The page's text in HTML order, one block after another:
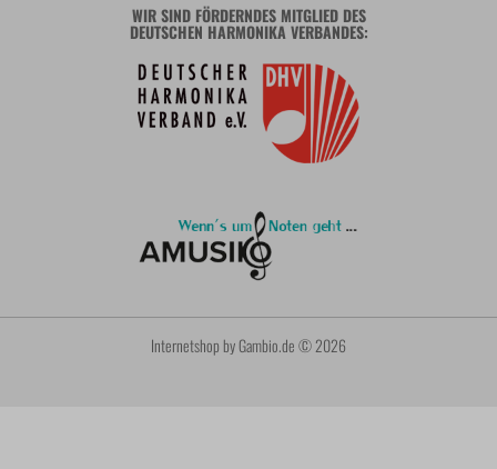
WIR SIND FÖRDERNDES MITGLIED DES
DEUTSCHEN HARMONIKA VERBANDES:
Internetshop by Gambio.de © 2026